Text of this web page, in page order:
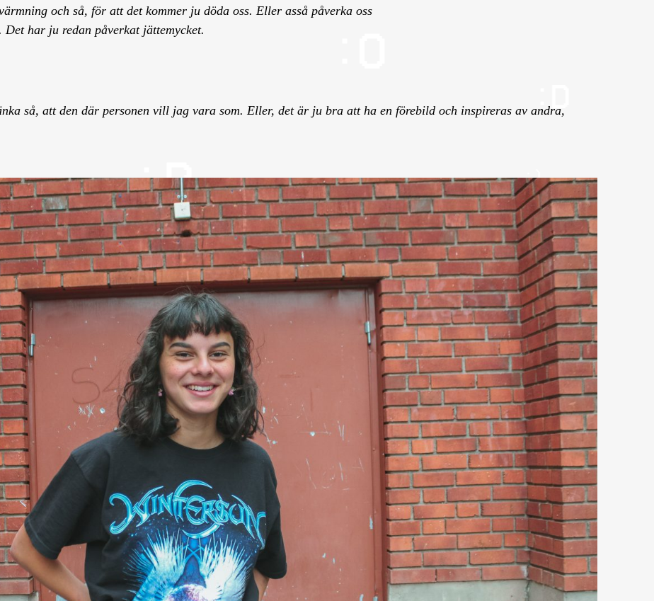
och så, för att det kommer ju döda oss. Eller asså påverka oss
har ju redan påverkat jättemycket.
så, att den där personen vill jag vara som. Eller, det är ju bra att ha en förebild och inspireras av andra,